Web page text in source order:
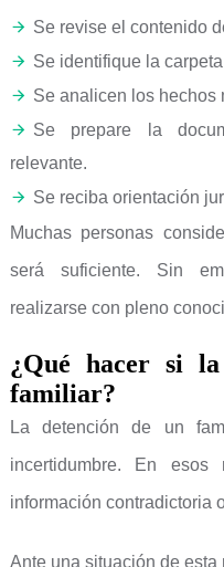
Se revise el contenido
Se identifique la
Se analicen los hechos
Se prepare la
relevante.
Se reciba orientación
Muchas personas
será suficiente. Sin
realizarse con pleno
¿Qué hacer si
familiar?
La detención de un
incertidumbre. En esos
información contradictoria
Ante una situación de